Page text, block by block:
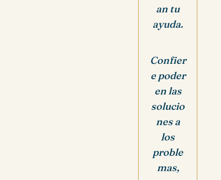
an tu
ayuda.
Confier
e poder
en las
solucio
nes a
los
proble
mas,